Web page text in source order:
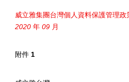
威立雅集團台灣個人資料保護管理政
2020 年 09 月
附件 1